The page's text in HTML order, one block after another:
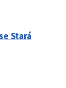
Stará